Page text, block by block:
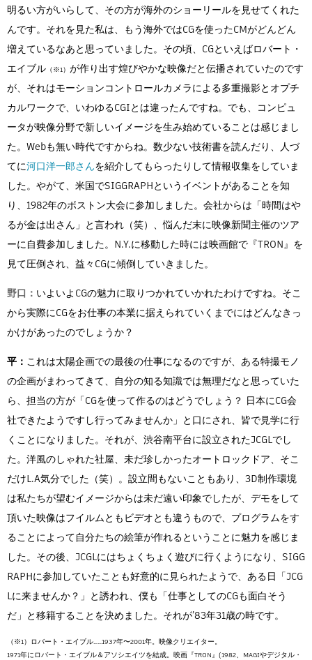
明るい方がいらして、その方が海外のショーリールを見せてくれた
んです。それを見た私は、もう海外ではCGを使ったCMがどんどん
増えているなあと思っていました。その頃、CGといえばロバート・
エイブル （※1） が作り出す煌びやかな映像だと伝播されていたのです
が、それはモーションコントロールカメラによる多重撮影とオプチ
カルワークで、いわゆるCGIとは違ったんですね。でも、コンピュ
ータが映像分野で新しいイメージを生み始めていることは感じまし
た。Webも無い時代ですからね。数少ない技術書を読んだり、人づ
てに河口洋一郎さんを紹介してもらったりして情報収集をしていま
した。やがて、米国でSIGGRAPHというイベントがあることを知
り、1982年のボストン大会に参加しました。会社からは「時間はや
るが金は出さん」と言われ（笑）、悩んだ末に映像新聞主催のツア
ーに自費参加しました。N.Y.に移動した時には映画館で『TRON』を
見て圧倒され、益々CGに傾倒していきました。
野口： いよいよCGの魅力に取りつかれていかれたわけですね。そこ
から実際にCGをお仕事の本業に据えられていくまでにはどんなきっ
かけがあったのでしょうか？
平： これは太陽企画での最後の仕事になるのですが、ある特撮モノ
の企画がまわってきて、自分の知る知識では無理だなと思っていた
ら、担当の方が「CGを使って作るのはどうでしょう？ 日本にCG会
社できたようですし行ってみませんか」と口にされ、皆で見学に行
くことになりました。それが、渋谷南平台に設立されたJCGLでし
た。洋風のしゃれた社屋、未だ珍しかったオートロックドア、そこ
だけL.A気分でした（笑）。設立間もないこともあり、3D制作環境
は私たちが望むイメージからは未だ遠い印象でしたが、デモをして
頂いた映像はフイルムともビデオとも違うもので、プログラムをす
ることによって自分たちの絵筆が作れるということに魅力を感じま
した。その後、JCGLにはちょくちょく遊びに行くようになり、SIGG
RAPHに参加していたことも好意的に見られたようで、ある日「JCG
Lに来ませんか？」と誘われ、僕も「仕事としてのCGも面白そう
だ」と移籍することを決めました。それが’83年31歳の時です。
（※1）ロバート・エイブル……1937年〜2001年。映像クリエイター。
1971年にロバート・エイブル＆アソシエイツを結成。映画『TRON』(1982、MAGIやデジタル・